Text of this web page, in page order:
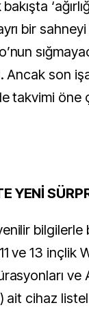
bir
Ancak son
takvimi öne
YENİ
bilgilerle
11 ve 13
ve
ait cihaz